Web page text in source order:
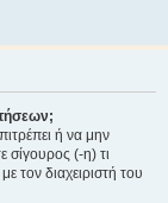
ή να μην
σίγουρος (-η) τι
τον διαχειριστή του